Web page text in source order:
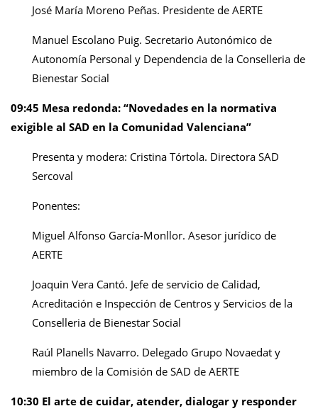
José María Moreno Peñas. Presidente de AERTE
Manuel Escolano Puig. Secretario Autonómico de
Autonomía Personal y Dependencia de la Conselleria de
Bienestar Social
09:45 Mesa redonda: “Novedades en la normativa
exigible al SAD en la Comunidad Valenciana”
Presenta y modera: Cristina Tórtola. Directora SAD
Sercoval
Ponentes:
Miguel Alfonso García-Monllor. Asesor jurídico de
AERTE
Joaquin Vera Cantó. Jefe de servicio de Calidad,
Acreditación e Inspección de Centros y Servicios de la
Conselleria de Bienestar Social
Raúl Planells Navarro. Delegado Grupo Novaedat y
miembro de la Comisión de SAD de AERTE
10:30 El arte de cuidar, atender, dialogar y responder